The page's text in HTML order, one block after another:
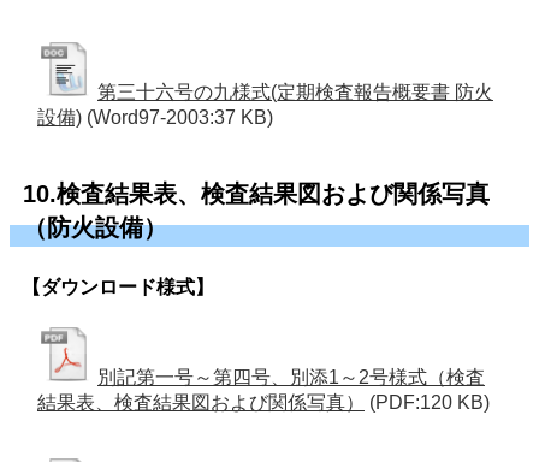
第三十六号の九様式(定期検査報告概要書 防火
設備) (Word97-2003:37 KB)
10.検査結果表、検査結果図および関係写真
（防火設備）
【ダウンロード様式】
別記第一号～第四号、別添1～2号様式（検査
結果表、検査結果図および関係写真）
(PDF:120 KB)